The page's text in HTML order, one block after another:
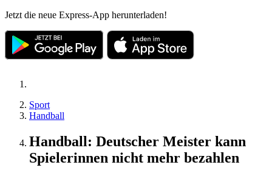
Jetzt die neue Express-App herunterladen!
Sport
Handball
Handball: Deutscher Meister kann
Spielerinnen nicht mehr bezahlen